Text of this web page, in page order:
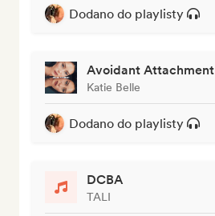
Dodano do playlisty
Avoidant Attachment
Katie Belle
Dodano do playlisty
DCBA
TALI